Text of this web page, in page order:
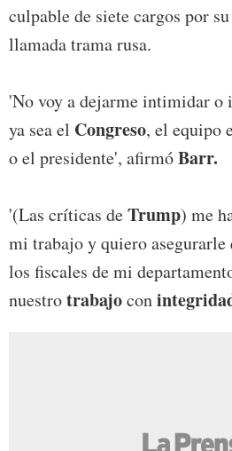
culpable de siete cargos por
llamada trama rusa.
'No voy a dejarme intimidar o
ya sea el Congreso, el equipo
o el presidente', afirmóBarr.
'(Las críticas deTrump) me
mi trabajo y quiero
los fiscales de mi
nuestrotrabajocon